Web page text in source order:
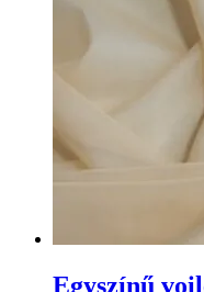
Egyszínű